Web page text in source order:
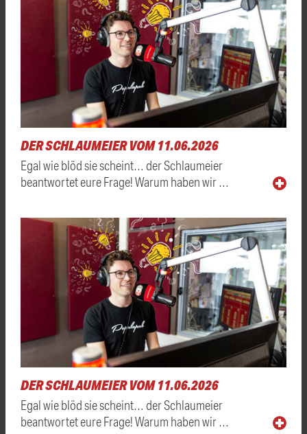
DER SCHLAUMEIER VOM 11.06.2026
Egal wie blöd sie scheint… der Schlaumeier
beantwortet eure Frage! Warum haben wir …
DER SCHLAUMEIER VOM 11.06.2026
Egal wie blöd sie scheint… der Schlaumeier
beantwortet eure Frage! Warum haben wir …